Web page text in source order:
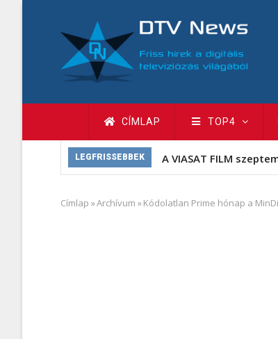
tartalomra
Fő
navigáció
CÍMLAP TOP4
LEGFRISSEBBEK A VIASAT FILM
Morzsa
Címlap »Archívum »Kódolatlan Prime hónap a